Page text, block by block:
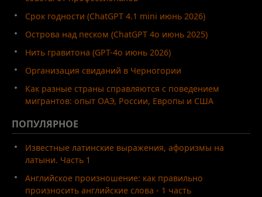
Срок годности (ChatGPT 4.1 mini июнь 2026)
Острова над песком (ChatGPT 4o июнь 2025)
Нить гравитона (GPT-4o июнь 2026)
Организация свиданий в Черногории
Как разные страны справляются с поведением
мигрантов: опыт ОАЭ, России, Европы и США
ПОПУЛЯРНОЕ
Известные латинские выражения, афоризмы на
латыни. Часть 1
Английское произношение: как правильно
произносить английские слова - 1 часть